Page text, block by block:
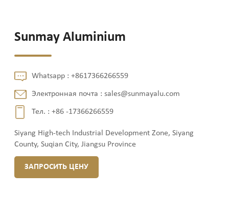
Sunmay Aluminium
Whatsapp :+8617366266559
Электронная почта :sales@sunmayalu.com
Тел. :+86 -17366266559
Siyang High-tech Industrial Development Zone, Siyang
County, Suqian City, Jiangsu Province
ЗАПРОСИТЬ ЦЕНУ